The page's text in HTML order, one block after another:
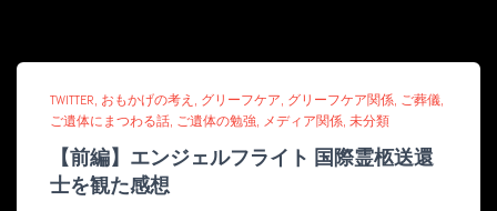
TWITTER おもかげの考え グリーフケア グリーフケア関係 ご葬儀
ご遺体にまつわる話 ご遺体の勉強 メディア関係 未分類
【前編】エンジェルフライト 国際霊柩送還
士を観た感想